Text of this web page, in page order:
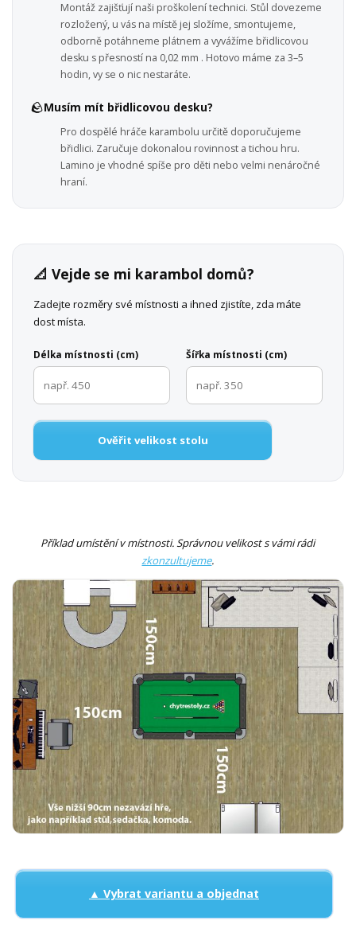
Montáž zajišťují naši proškolení technici. Stůl dovezeme
rozložený, u vás na místě jej složíme, smontujeme,
odborně potáhneme plátnem a vyvážíme břidlicovou
desku s přesností na 0,02 mm . Hotovo máme za 3–5
hodin, vy se o nic nestaráte.
🪨Musím mít břidlicovou desku?
Pro dospělé hráče karambolu určitě doporučujeme
břidlici. Zaručuje dokonalou rovinnost a tichou hru.
Lamino je vhodné spíše pro děti nebo velmi nenáročné
hraní.
📐 Vejde se mi karambol domů?
Zadejte rozměry své místnosti a ihned zjistíte, zda máte
dost místa.
Délka místnosti (cm) Šířka místnosti (cm)
Ověřit velikost stolu
Příklad umístění v místnosti. Správnou velikost s vámi rádi
zkonzultujeme.
▲ Vybrat variantu a objednat